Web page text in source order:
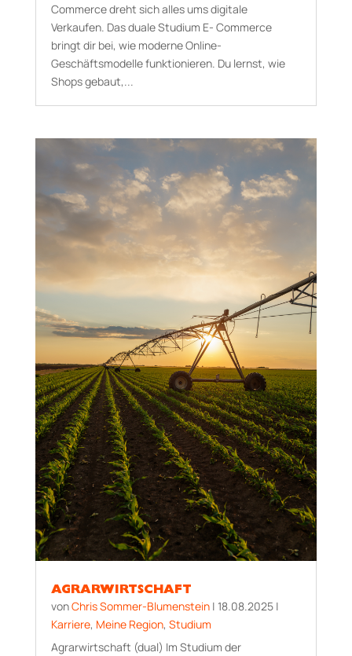
Commerce dreht sich alles ums digitale
Verkaufen. Das duale Studium E- Commerce
bringt dir bei, wie moderne Online-
Geschäftsmodelle funktionieren. Du lernst, wie
Shops gebaut,...
AGRARWIRTSCHAFT
vonChris Sommer-Blumenstein| 18.08.2025|
Karriere, Meine Region, Studium
Agrarwirtschaft (dual) Im Studium der